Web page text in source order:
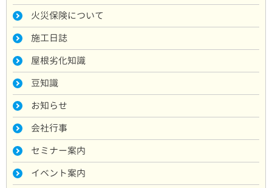
火災保険について
施工日誌
屋根劣化知識
豆知識
お知らせ
会社行事
セミナー案内
イベント案内